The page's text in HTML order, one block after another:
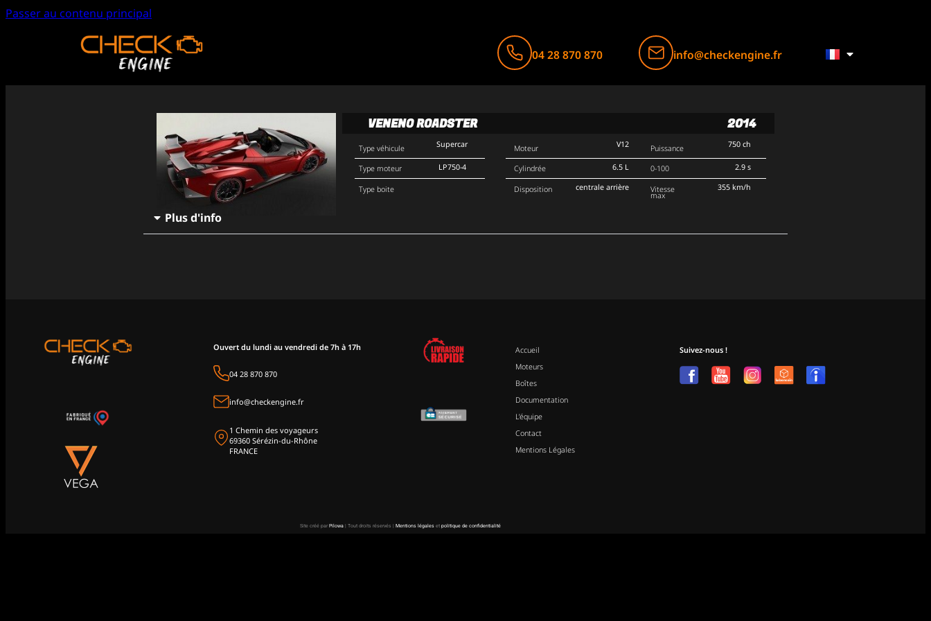
Passer au contenu principal
04 28 870 870 info@checkengine.fr
VENENO ROADSTER 2014
Type véhicule
Type moteur
Type boite
Supercar
LP750-4
Moteur
Cylindrée
Disposition
V12
6.5 L
centrale arrière
Puissance
0-100
Vitesse
max
750 ch
2.9 s
355 km/h
Plus d'info
Ouvert du lundi au vendredi de 7h à 17h
04 28 870 870
info@checkengine.fr
1 Chemin des voyageurs
69360 Sérézin-du-Rhône
FRANCE
Accueil
Moteurs
Boîtes
Documentation
L’équipe
Contact
Mentions Légales
Suivez-nous !
Site créé par Pilowa | Tout droits réservés | Mentions légales et politique de confidentialité